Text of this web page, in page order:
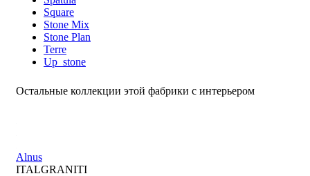
Square
Stone Mix
Stone Plan
Terre
Up_stone
Остальные коллекции этой фабрики с интерьером
Alnus
ITALGRANITI